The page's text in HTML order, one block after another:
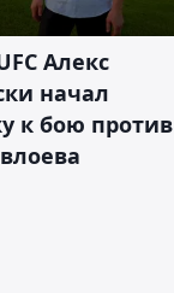
Алекс
начал
к бою против